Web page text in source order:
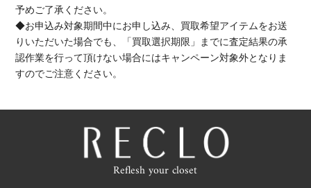
予めご了承ください。
◆お申込み対象期間中にお申し込み、買取希望アイテムをお送
りいただいた場合でも、「買取選択期限」までに査定結果の承
認作業を行って頂けない場合にはキャンペーン対象外となりま
すのでご注意ください。
Reflesh your closet